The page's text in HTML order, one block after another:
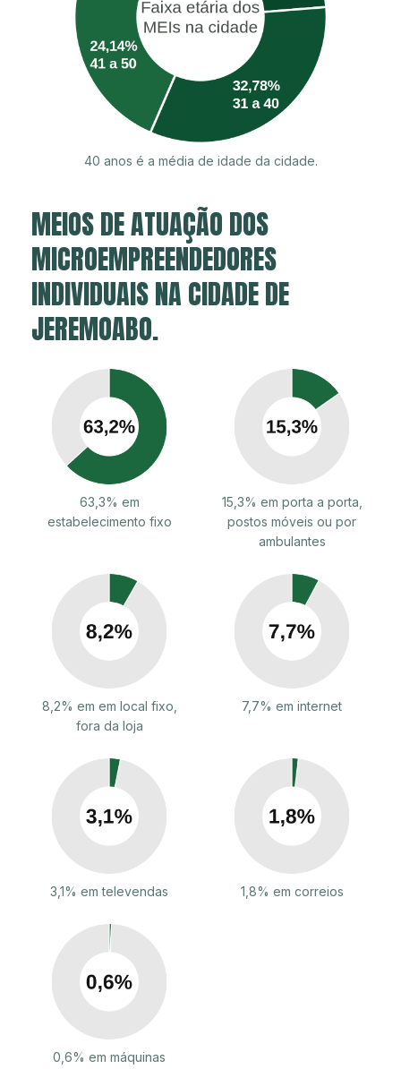
40 anos é a média de idade da cidade.
MEIOS DE ATUAÇÃO DOS
MICROEMPREENDEDORES
INDIVIDUAIS NA CIDADE DE
JEREMOABO.
63,3% em
estabelecimento fixo
15,3% em porta a porta,
postos móveis ou por
ambulantes
8,2% em em local fixo,
fora da loja
7,7% em internet
3,1% em televendas 1,8% em correios
0,6% em máquinas